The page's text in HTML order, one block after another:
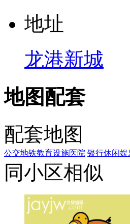
地址
龙港新城
地图配套
配套地图
公交地铁教育设施医院 银行休闲娱
同小区相似